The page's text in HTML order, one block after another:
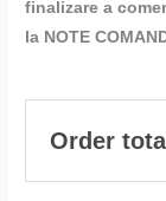
finalizare a
la NOTE
Order